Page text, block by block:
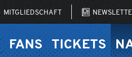
MITGLIEDSCHAFT
FANS TICKETS